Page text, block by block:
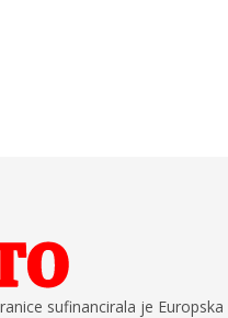
sufinancirala je